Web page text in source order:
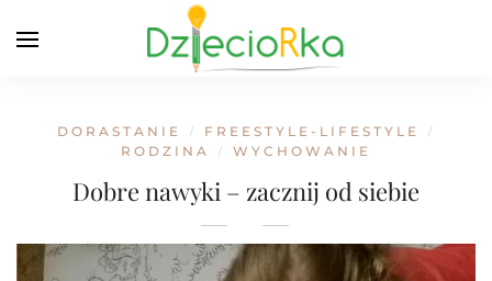
DORASTANIE / FREESTYLE-LIFESTYLE /
RODZINA / WYCHOWANIE
Dobre nawyki – zacznij od siebie